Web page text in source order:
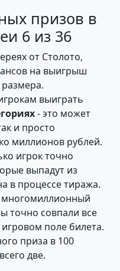
призов в
6 из 36
от Столото,
на выигрыш
выиграть
- это может
и просто
миллионов рублей.
игрок точно
выпадут из
в процессе тиража.
точно совпали все
поле билета.
приза в 100
две.